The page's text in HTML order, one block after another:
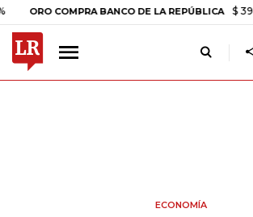
COMPRA BANCO DE LA REPÚBLICA $ 399.745,16
ECONOMÍA